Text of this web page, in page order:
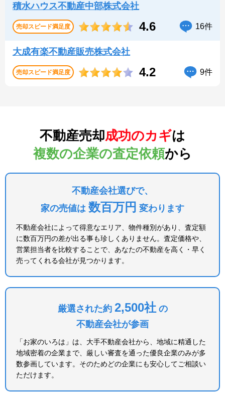
積水ハウス不動産中部株式会社
売却スピード満足度 4.6 16件
大成有楽不動産販売株式会社
売却スピード満足度 4.2 9件
不動産売却成功のカギは
複数の企業の査定依頼から
不動産会社選びで、
家の売値は 数百万円 変わります
不動産会社によって得意なエリア、物件種別があり、査定額
に数百万円の差が出る事も珍しくありません。査定価格や、
営業担当者を比較することで、あなたの不動産を高く・早く
売ってくれる会社が見つかります。
厳選された約 2,500社 の
不動産会社が参画
「お家のいろは」は、大手不動産会社から、地域に精通した
地域密着の企業まで、厳しい審査を通った優良企業のみが多
数参画しています。そのためどの企業にも安心してご相談い
ただけます。